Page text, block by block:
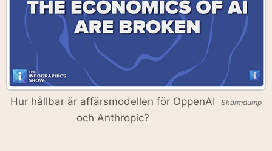
Hur hållbar är affärsmodellen för OppenAI
och Anthropic?
Skärmdump